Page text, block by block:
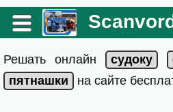
Решать онлайн
на сайте